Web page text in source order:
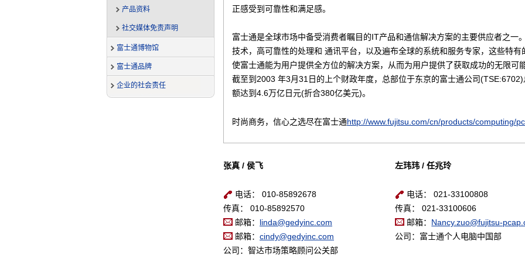
产品资料
社交媒体免责声明
富士通博物馆
富士通品牌
企业的社会责任
正感受到可靠性和满足感。
富士通是全球市场中备受消费者瞩目的IT产品和通信解决方案的主要供应者之一
技术，高可靠性的处理和 通讯平台，以及遍布全球的系统和服务专家，这些特有
使富士通能为用户提供全方位的解决方案，从而为用户提供了获取成功的无限可
截至到2003 年3月31日的上个财政年度，总部位于东京的富士通公司
额达到4.6万亿日元(折合380亿美元)。
时尚商务，信心之选尽在富士通http://www.fujitsu.com/cn/products/computing/
张真 / 侯飞
电话： 010-85892678
传真： 010-85892570
邮箱： linda@gedyinc.com
邮箱： cindy@gedyinc.com
公司：智达市场策略顾问公关部
左玮玮 / 任兆玲
电话： 021-33100808
传真： 021-33100606
邮箱： Nancy.zuo@fujitsu-
公司：富士通个人电脑中国部